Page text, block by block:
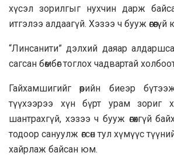
хүсэл зорилгыг нухчин дарж
итгэлээ алдаагүй. Хэзээ ч бууж өгөөгүй
“Линсанити” дэлхий даяар
сагсан бөмбөг тоглох чадвартай
Гайхамшигийг өөрийн биеэр
түүхээрээ хүн бүрт урам зориг
шантрахгүй, хэзээ ч бууж өгөхгүй
тодоор сануулж өгсөн тул хүмүүс
хайрлаж байсан юм.